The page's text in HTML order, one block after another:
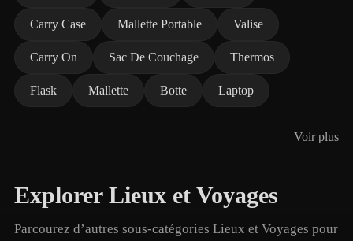
Carry Case Mallette Portable Valise
Carry On Sac De Couchage Thermos
Flask Mallette Botte Laptop
Voir plus
Explorer Lieux et Voyages
Parcourez d’autres sous-catégories Lieux et Voyages pour